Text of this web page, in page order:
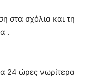
στα σχόλια και τη
.
24 ώρες νωρίτερα